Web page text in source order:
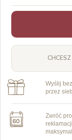
Wyślij
przez
Zwróć